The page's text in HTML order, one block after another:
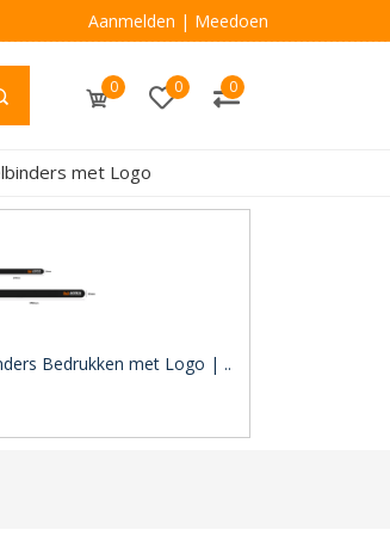
Aanmelden | Meedoen
0 0 0
met Logo
Bedrukken met Logo | ..